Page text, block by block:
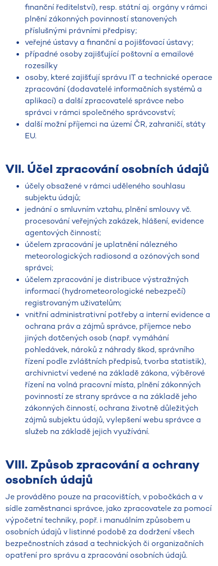
finanční ředitelství), resp. státní aj. orgány v rámci
plnění zákonných povinností stanovených
příslušnými právními předpisy;
veřejné ústavy a finanční a pojišťovací ústavy;
případné osoby zajišťující poštovní a emailové
rozesílky
osoby, které zajišťují správu IT a technické operace
zpracování (dodavatelé informačních systémů a
aplikací) a další zpracovatelé správce nebo
správci v rámci společného správcovství;
další možní příjemci na území ČR, zahraničí, státy
EU.
VII. Účel zpracování osobních údajů
účely obsažené v rámci uděleného souhlasu
subjektu údajů;
jednání o smluvním vztahu, plnění smlouvy vč.
procesování veřejných zakázek, hlášení, evidence
agentových činností;
účelem zpracování je uplatnění nálezného
meteorologických radiosond a ozónových sond
správci;
účelem zpracování je distribuce výstražných
informací (hydrometeorologické nebezpečí)
registrovaným uživatelům;
vnitřní administrativní potřeby a interní evidence a
ochrana práv a zájmů správce, příjemce nebo
jiných dotčených osob (např. vymáhání
pohledávek, nároků z náhrady škod, správního
řízení podle zvláštních předpisů, tvorba statistik),
archivnictví vedené na základě zákona, výběrové
řízení na volná pracovní místa, plnění zákonných
povinností ze strany správce a na základě jeho
zákonných činností, ochrana životně důležitých
zájmů subjektu údajů, vylepšení webu správce a
služeb na základě jejich využívání.
VIII. Způsob zpracování a ochrany
osobních údajů
Je prováděno pouze na pracovištích, v pobočkách a v
sídle zaměstnanci správce, jako zpracovatele za pomocí
výpočetní techniky, popř. i manuálním způsobem u
osobních údajů v listinné podobě za dodržení všech
bezpečnostních zásad a technických či organizačních
opatření pro správu a zpracování osobních údajů.